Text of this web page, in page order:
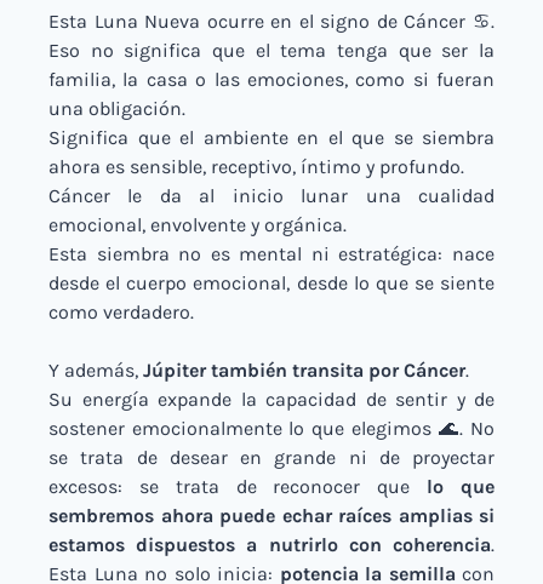
Esta Luna Nueva ocurre en el signo de Cáncer ♋️.
Eso no significa que el tema tenga que ser la
familia, la casa o las emociones, como si fueran
una obligación.
Significa que el ambiente en el que se siembra
ahora es sensible, receptivo, íntimo y profundo.
Cáncer le da al inicio lunar una cualidad
emocional, envolvente y orgánica.
Esta siembra no es mental ni estratégica: nace
desde el cuerpo emocional, desde lo que se siente
como verdadero.
Y además, Júpiter también transita por Cáncer.
Su energía expande la capacidad de sentir y de
sostener emocionalmente lo que elegimos 🌊. No
se trata de desear en grande ni de proyectar
excesos: se trata de reconocer que lo que
sembremos ahora puede echar raíces amplias si
estamos dispuestos a nutrirlo con coherencia.
Esta Luna no solo inicia: potencia la semilla con